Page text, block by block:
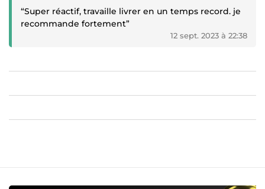
“Super réactif, travaille livrer en un temps record. je
recommande fortement”
12 sept. 2023 à 22:38